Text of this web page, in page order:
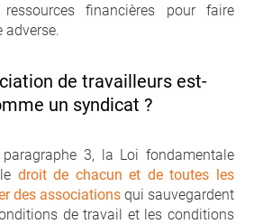
financières pour faire
adverse.
de travailleurs est-
un syndicat ?
3, la Loi fondamentale
droit de chacun et de toutes les
des associations qui sauvegardent
de travail et les conditions